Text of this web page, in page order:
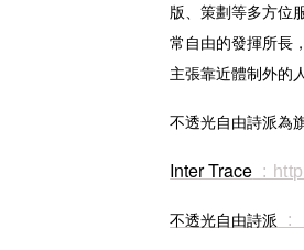
版、策劃等多方位
常自由的發揮所長
主張靠近體制外的
不透光自由詩派為
Inter Trace :
不透光自由詩派 :